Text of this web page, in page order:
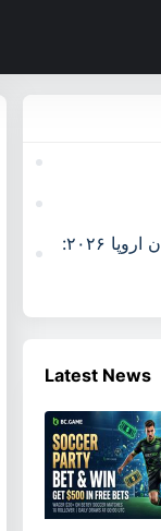
پیش نمایش فینال لیگ قهرمانان اروپا ۲۰۲۶:
Latest News